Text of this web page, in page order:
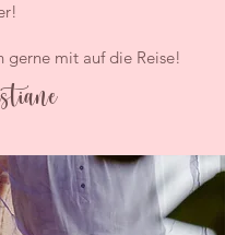
gerne mit auf die Reise!